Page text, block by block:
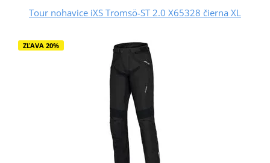
Tour nohavice iXS Tromsö-ST 2.0 X65328 čierna XL
ZĽAVA 20%